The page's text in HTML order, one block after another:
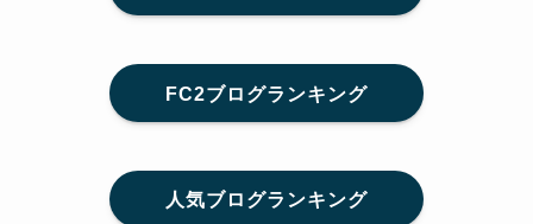
FC2ブログランキング
人気ブログランキング